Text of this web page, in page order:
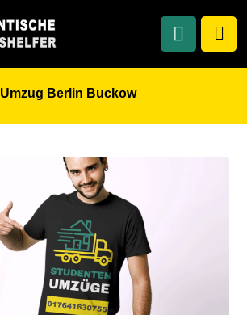
Umzug Berlin Buckow